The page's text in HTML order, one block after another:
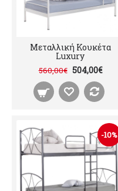
Μεταλλική Κουκέτα
Luxury
560,00€ 504,00€
-10%